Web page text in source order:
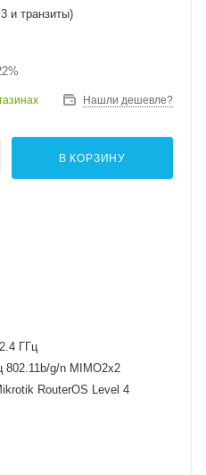
и транзиты)
Нашли дешевле?
В КОРЗИНУ
2.4 ГГц
802.11b/g/n MIMO2x2
RouterOS Level 4